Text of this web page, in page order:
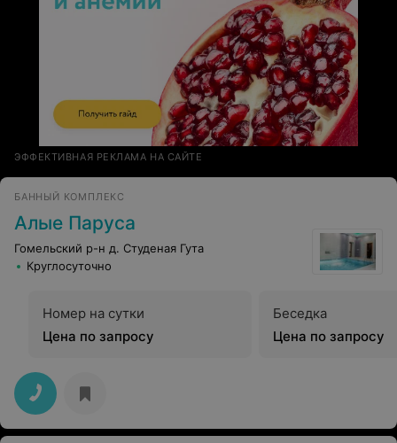
ЭФФЕКТИВНАЯ РЕКЛАМА НА САЙТЕ
БАННЫЙ КОМПЛЕКС
Алые Паруса
Гомельский р-н д. Студеная Гута
Круглосуточно
Номер на сутки
Цена по запросу
Беседка
Цена по запросу